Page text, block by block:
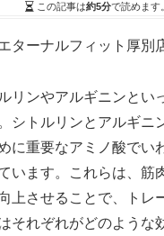
この記事は約5分で読めます。
ターナルフィット厚別
リンやアルギニンとい
シトルリンとアルギニ
に重要なアミノ酸でい
います。これらは、筋
上させることで、トレ
それぞれがどのような